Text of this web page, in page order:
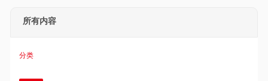
所有内容
分类